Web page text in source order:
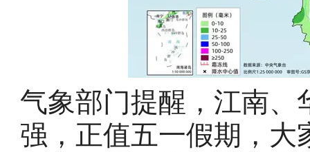
气象部门提醒，江南、
强，正值五一假期，大